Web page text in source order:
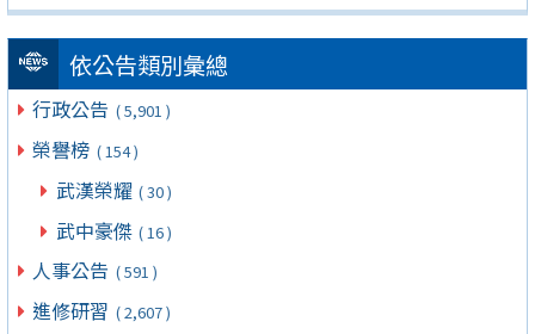
依公告類別彙總
行政公告 ( 5,901 )
榮譽榜 ( 154 )
武漢榮耀 ( 30 )
武中豪傑 ( 16 )
人事公告 ( 591 )
進修研習 ( 2,607 )